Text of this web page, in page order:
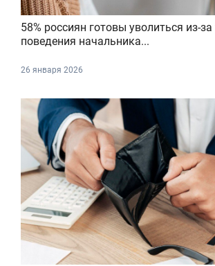
58% россиян готовы уволиться из-
поведения начальника...
26 января 2026